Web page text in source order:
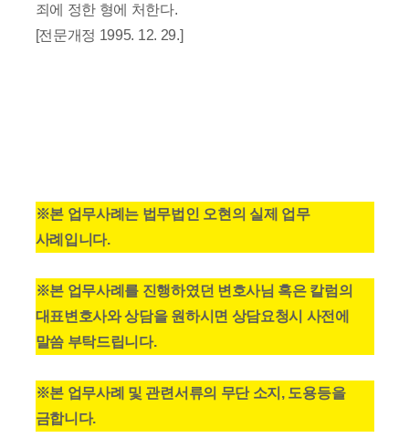
죄에 정한 형에 처한다.
[전문개정 1995. 12. 29.]
※본 업무사례는 법무법인 오현의 실제 업무
사례입니다.
※본 업무사례를 진행하였던 변호사님 혹은 칼럼의
대표변호사와 상담을 원하시면 상담요청시 사전에
말씀 부탁드립니다.
※본 업무사례 및 관련서류의 무단 소지, 도용등을
금합니다.